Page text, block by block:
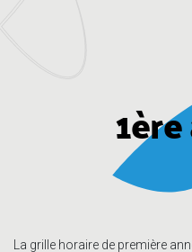
La grille horaire de première